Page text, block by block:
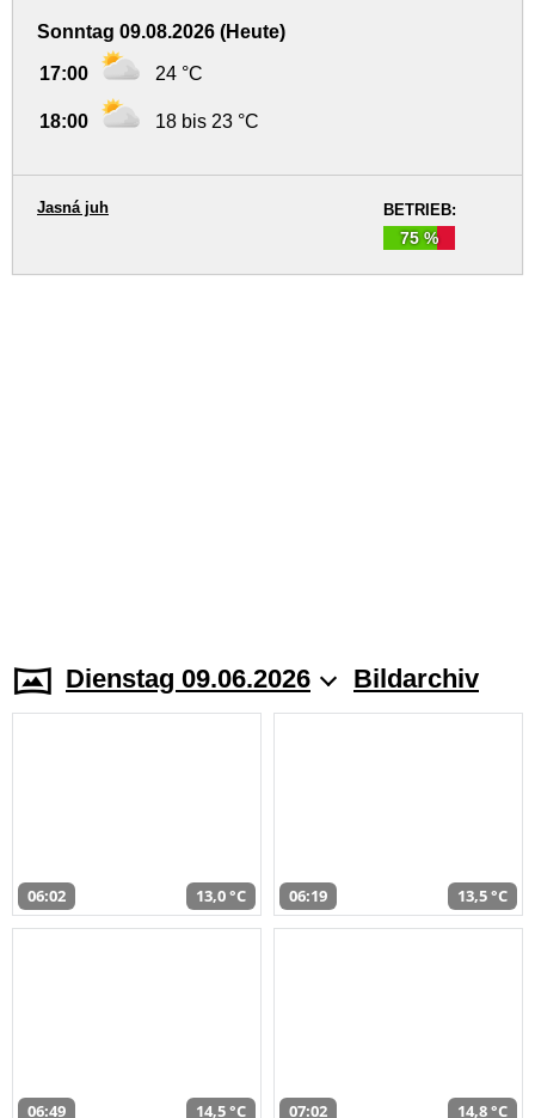
Sonntag 09.08.2026 (Heute)
17:00 24 °C
18:00 18 bis 23 °C
BETRIEB:
75 %
Jasná juh
Dienstag 09.06.2026 Bildarchiv
06:02 13,0 °C 06:19 13,5 °C
06:49 14,5 °C 07:02 14,8 °C